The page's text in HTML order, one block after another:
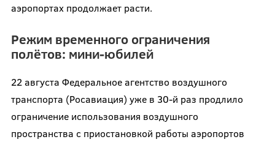
аэропортах продолжает расти.
Режим временного ограничения
полётов: мини-юбилей
22 августа Федеральное агентство воздушного
транспорта (Росавиация) уже в 30-й раз продлило
ограничение использования воздушного
пространства с приостановкой работы аэропортов